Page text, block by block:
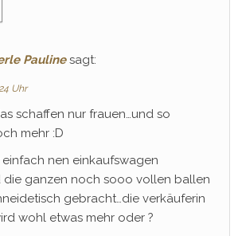
Pauline sagt:
Uhr
schaffen nur frauen…und so
mehr :D
nen einkaufswagen
die ganzen noch sooo vollen ballen
gebracht…die verkäuferin
wohl etwas mehr oder ?